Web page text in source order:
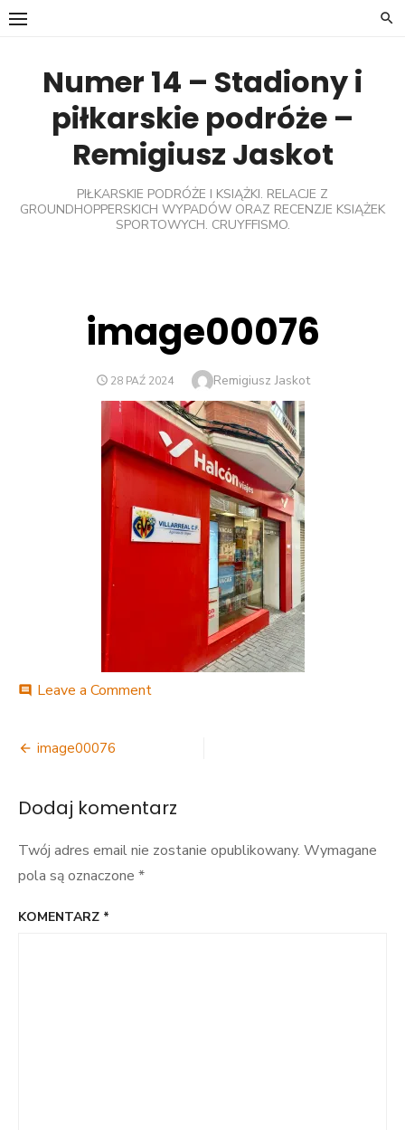
Skip
Numer 14 – Stadiony i
piłkarskie podróże –
Remigiusz Jaskot
PIŁKARSKIE PODRÓŻE I KSIĄŻKI. RELACJE Z
GROUNDHOPPERSKICH WYPADÓW ORAZ RECENZJE KSIĄŻEK
SPORTOWYCH. CRUYFFISMO.
image00076
POSTED
28 PAŹ 2024 Author
Remigiusz Jaskot
comment Leave a Commenton
Nawigacja
image00076
Dodaj komentarz
Twój adres email nie zostanie opublikowany. Wymagane
pola są oznaczone *
KOMENTARZ *